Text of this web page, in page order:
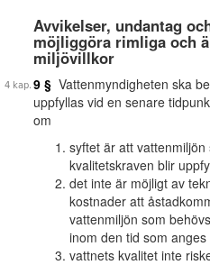
Avvikelser, undantag
möjliggöra rimliga och
miljövillkor
9 § Vattenmyndigheten ska
uppfyllas vid en senare
om
syftet är att
kvalitetskraven blir
det inte är möjligt av
kostnader att
vattenmiljön som
inom den tid som anges
vattnets kvalitet inte